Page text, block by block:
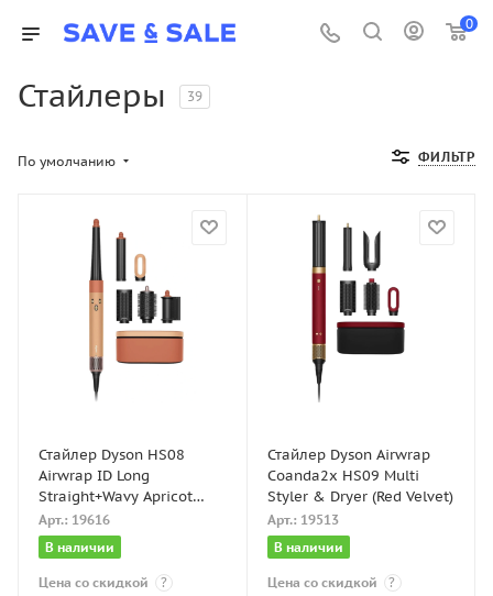
0
Стайлеры 39
ФИЛЬТР
По умолчанию
Стайлер Dyson HS08
Airwrap ID Long
Straight+Wavy Apricot
Topaz
Арт.: 19616
В наличии
Цена со скидкой ?
Стайлер Dyson Airwrap
Coanda2x HS09 Multi
Styler & Dryer (Red Velvet)
Арт.: 19513
В наличии
Цена со скидкой ?